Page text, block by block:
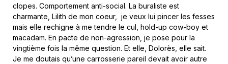
clopes. Comportement anti-social. La buraliste est
charmante, Lilith de mon coeur, je veux lui pincer les fesses
mais elle rechigne à me tendre le cul, hold-up cow-boy et
macadam. En pacte de non-agression, je pose pour la
vingtième fois la même question. Et elle, Dolorès, elle sait.
Je me doutais qu’une carrosserie pareil devait avoir autre